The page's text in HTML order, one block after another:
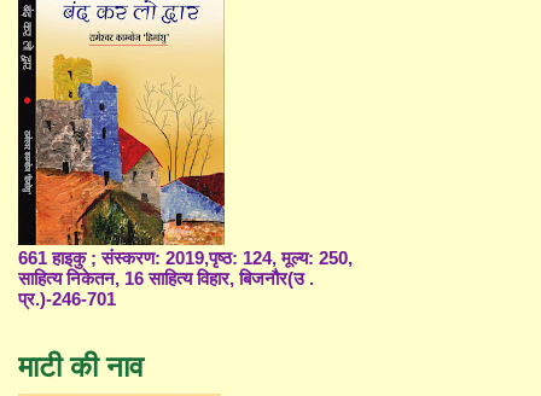
661 हाइकु ; संस्करण: 2019,पृष्ठ: 124, मूल्य: 250,
साहित्य निकेतन, 16 साहित्य विहार, बिजनौर(उ .
प्र.)-246-701
माटी की नाव